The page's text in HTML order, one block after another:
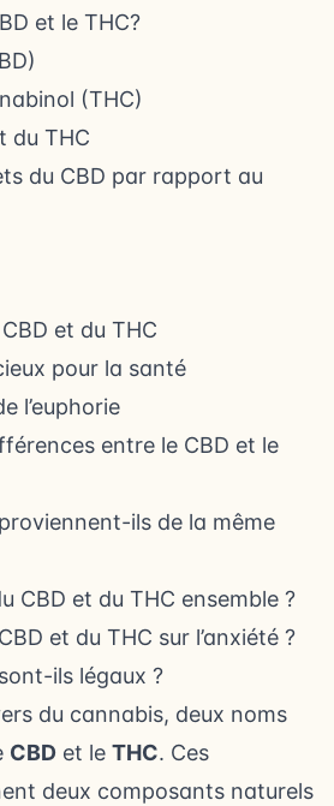
et le THC?
(THC)
du THC
du CBD par rapport au
et du THC
pour la santé
l’euphorie
entre le CBD et le
ils de la même
CBD et du THC ensemble ?
et du THC sur l’anxiété ?
ils légaux ?
du cannabis, deux noms
CBD et le THC. Ces
deux composants naturels